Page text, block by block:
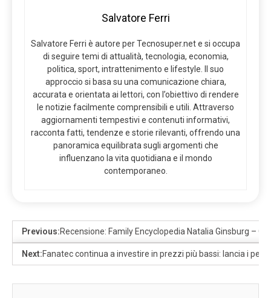
Salvatore Ferri
Salvatore Ferri è autore per Tecnosuper.net e si occupa
di seguire temi di attualità, tecnologia, economia,
politica, sport, intrattenimento e lifestyle. Il suo
approccio si basa su una comunicazione chiara,
accurata e orientata ai lettori, con l’obiettivo di rendere
le notizie facilmente comprensibili e utili. Attraverso
aggiornamenti tempestivi e contenuti informativi,
racconta fatti, tendenze e storie rilevanti, offrendo una
panoramica equilibrata sugli argomenti che
influenzano la vita quotidiana e il mondo
contemporaneo.
Previous:Recensione: Family Encyclopedia Natalia Ginsburg –
Next:Fanatec continua a investire in prezzi più bassi: lancia i